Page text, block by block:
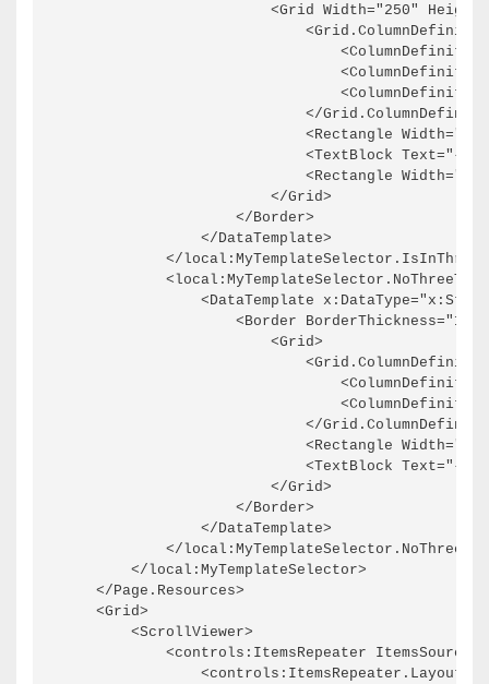
<Grid Width="250"
</
<Rectangle
<TextBlock
<Rectangle
                        </Grid>
                    </Border>
                </DataTemplate>
</
<DataTemplate
<Border BorderThickness="1"
                        <Grid>
</
<Rectangle
<TextBlock
                        </Grid>
                    </Border>
                </DataTemplate>
</
        </local:MyTemplateSelector>
    </Page.Resources>
    <Grid>
        <ScrollViewer>
<controls:ItemsRepeater
                <controls:ItemsRepeater.Layout>